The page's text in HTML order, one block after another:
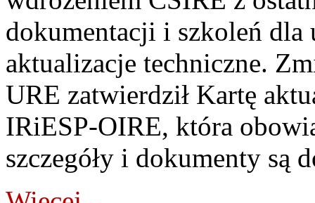
dokumentacji i szkoleń
aktualizacje techniczne.
URE zatwierdził Kartę
IRiESP‑OIRE, która
szczegóły i dokumenty są